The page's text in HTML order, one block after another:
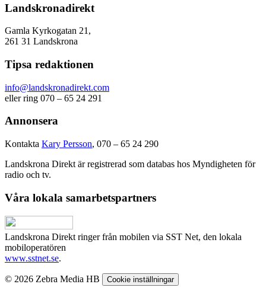
Landskronadirekt
Gamla Kyrkogatan 21,
261 31 Landskrona
Tipsa redaktionen
info@landskronadirekt.com
eller ring 070 – 65 24 291
Annonsera
Kontakta Kary Persson, 070 – 65 24 290
Landskrona Direkt är registrerad som databas hos Myndigheten för
radio och tv.
Våra lokala samarbetspartners
Landskrona Direkt ringer från mobilen via SST Net, den lokala
mobiloperatören
www.sstnet.se.
© 2026 Zebra Media HB Cookie inställningar